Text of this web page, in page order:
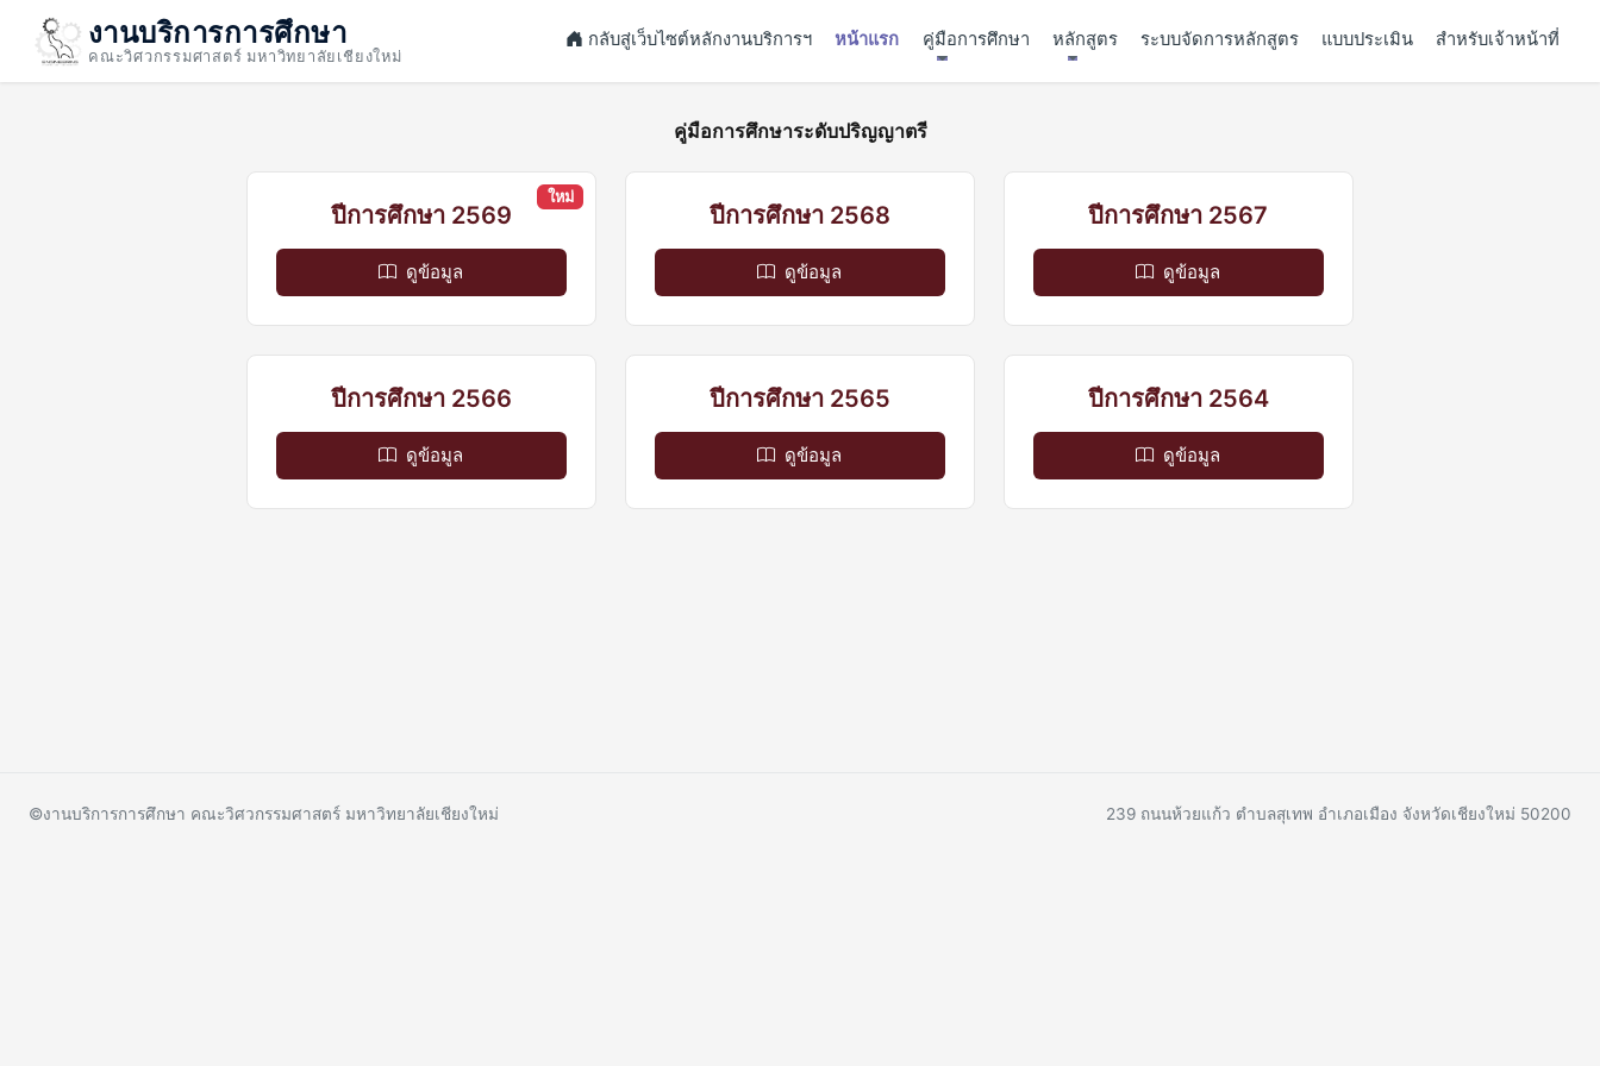
งานบริการการศึกษา
คณะวิศวกรรมศาสตร์ มหาวิทยาลัยเชียงใหม่
กลับสู่เว็บไซต์หลักงานบริการฯ หน้าแรก คู่มือการศึกษา หลักสูตร ระบบจัดการหลักสูตร แบบประเมิน สำหรับเจ้าหน้าที่
คู่มือการศึกษาระดับปริญญาตรี
ใหม่
ปีการศึกษา 2569
ดูข้อมูล
ปีการศึกษา 2568
ดูข้อมูล
ปีการศึกษา 2567
ดูข้อมูล
ปีการศึกษา 2566
ดูข้อมูล
ปีการศึกษา 2565
ดูข้อมูล
ปีการศึกษา 2564
ดูข้อมูล
©งานบริการการศึกษา คณะวิศวกรรมศาสตร์ มหาวิทยาลัยเชียงใหม่ 239 ถนนห้วยแก้ว ตำบลสุเทพ อำเภอเมือง จังหวัดเชียงใหม่ 50200